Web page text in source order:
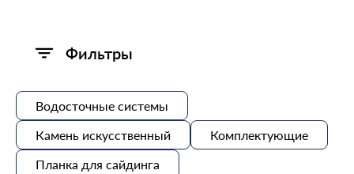
Фильтры
Водосточные системы
Камень искусственный
Комплектующие
Планка для сайдинга